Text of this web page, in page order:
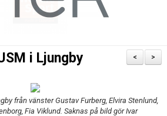
>
<
i Ljungby
från vänster Gustav Furberg, Elvira Stenlund,
Fia Viklund. Saknas på bild gör Ivar